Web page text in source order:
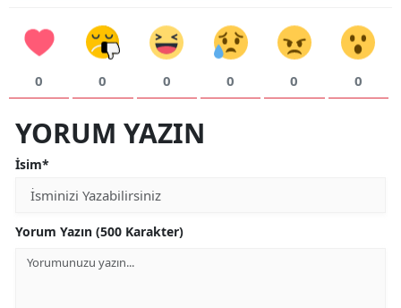
0 0 0 0 0 0
YORUM YAZIN
İsim*
Yorum Yazın (500 Karakter)